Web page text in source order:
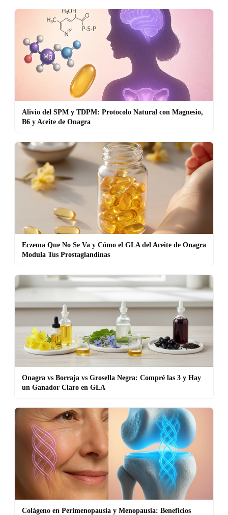
Alivio del SPM y TDPM: Protocolo Natural con Magnesio,
B6 y Aceite de Onagra
Eczema Que No Se Va y Cómo el GLA del Aceite de Onagra
Modula Tus Prostaglandinas
Onagra vs Borraja vs Grosella Negra: Compré las 3 y Hay
un Ganador Claro en GLA
Colágeno en Perimenopausia y Menopausia: Beneficios